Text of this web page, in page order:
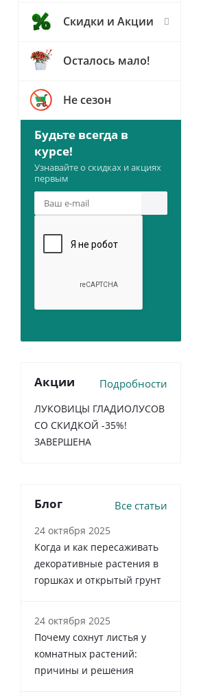
Скидки и Акции
Осталось мало!
Не сезон
Будьте всегда в
курсе!
Узнавайте о скидках и акциях
первым
Акции Подробности
ЛУКОВИЦЫ ГЛАДИОЛУСОВ
СО СКИДКОЙ -35%!
ЗАВЕРШЕНА
Блог Все статьи
24 октября 2025
Когда и как пересаживать
декоративные растения в
горшках и открытый грунт
24 октября 2025
Почему сохнут листья у
комнатных растений:
причины и решения